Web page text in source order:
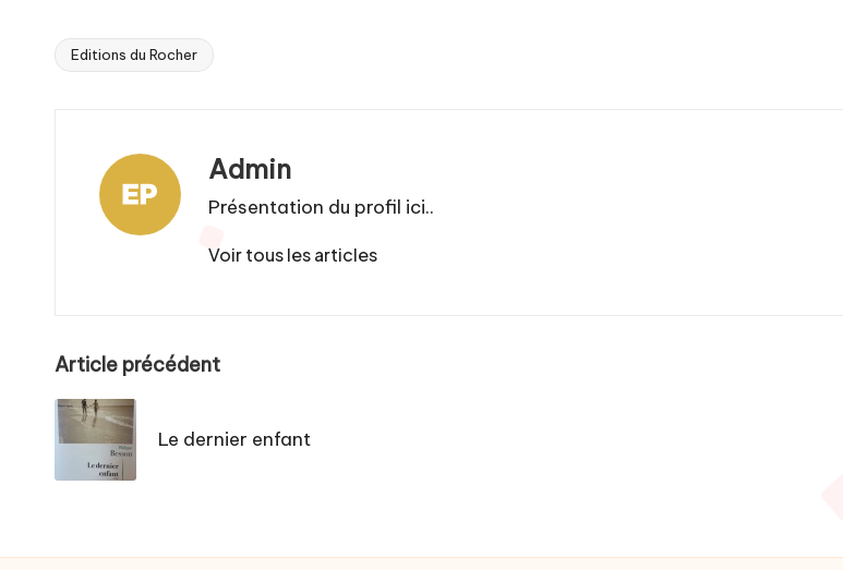
Tags:
Editions du Rocher
Admin
Présentation du profil ici..
Voir tous les articles
Post
navigation
Article précédent
Le dernier enfant